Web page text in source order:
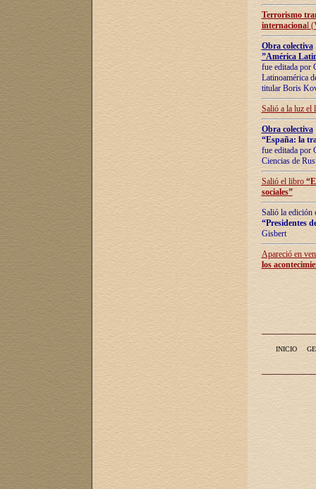
Terrorismo
internacional
Obra colectiva
”América
fue editada por
Latinoamérica
titular Boris
Salió a la luz el
Obra colectiva
“España: la
fue editada por
Ciencias de
Salió el libro “
sociales”
Salió la edición
“Presidentes
Gisbert
Apareció en
los
INICIO